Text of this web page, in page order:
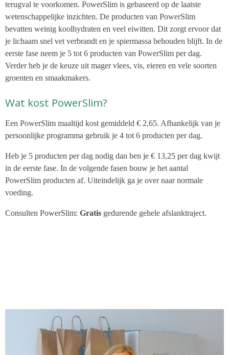
terugval te voorkomen. PowerSlim is gebaseerd op de laatste
wetenschappelijke inzichten. De producten van PowerSlim
bevatten weinig koolhydraten en veel eiwitten. Dit zorgt ervoor dat
je lichaam snel vet verbrandt en je spiermassa behouden blijft. In de
eerste fase neem je 5 tot 6 producten van PowerSlim per dag.
Verder heb je de keuze uit mager vlees, vis, eieren en vele soorten
groenten en smaakmakers.
Wat kost PowerSlim?
Een PowerSlim maaltijd kost gemiddeld € 2,65. Afhankelijk van je
persoonlijke programma gebruik je 4 tot 6 producten per dag.
Heb je 5 producten per dag nodig dan ben je € 13,25 per dag kwijt
in de eerste fase. In de volgende fasen bouw je het aantal
PowerSlim producten af. Uiteindelijk ga je over naar normale
voeding.
Consulten PowerSlim: Gratis gedurende gehele afslanktraject.